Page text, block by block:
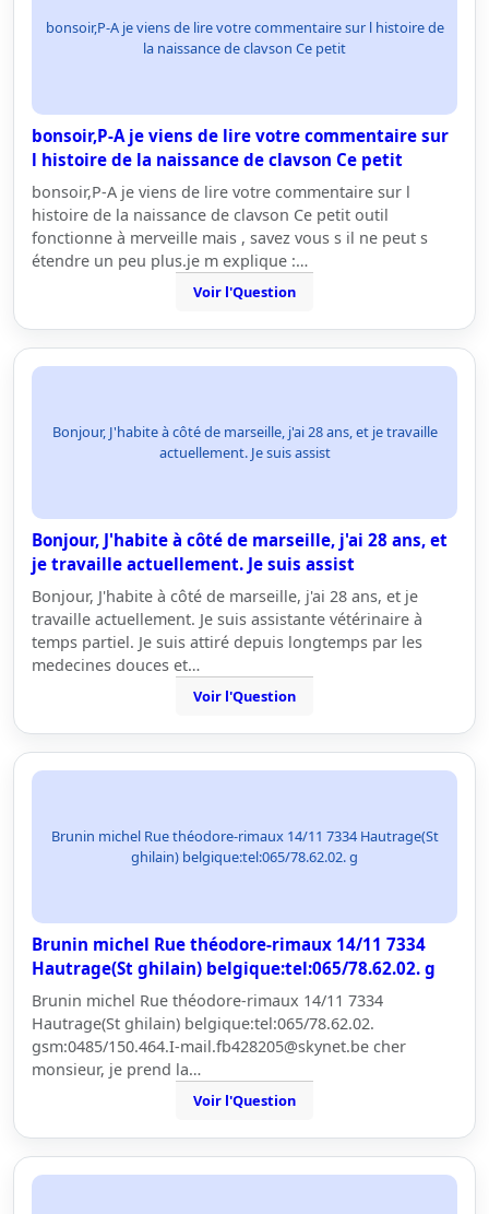
bonsoir,P-A je viens de lire votre commentaire sur l histoire de
la naissance de clavson Ce petit
bonsoir,P-A je viens de lire votre commentaire sur
l histoire de la naissance de clavson Ce petit
bonsoir,P-A je viens de lire votre commentaire sur l
histoire de la naissance de clavson Ce petit outil
fonctionne à merveille mais , savez vous s il ne peut s
étendre un peu plus.je m explique :…
Voir l'Question
Bonjour, J'habite à côté de marseille, j'ai 28 ans, et je travaille
actuellement. Je suis assist
Bonjour, J'habite à côté de marseille, j'ai 28 ans, et
je travaille actuellement. Je suis assist
Bonjour, J'habite à côté de marseille, j'ai 28 ans, et je
travaille actuellement. Je suis assistante vétérinaire à
temps partiel. Je suis attiré depuis longtemps par les
medecines douces et…
Voir l'Question
Brunin michel Rue théodore-rimaux 14/11 7334 Hautrage(St
ghilain) belgique:tel:065/78.62.02. g
Brunin michel Rue théodore-rimaux 14/11 7334
Hautrage(St ghilain) belgique:tel:065/78.62.02. g
Brunin michel Rue théodore-rimaux 14/11 7334
Hautrage(St ghilain) belgique:tel:065/78.62.02.
gsm:0485/150.464.I-mail.fb428205@skynet.be cher
monsieur, je prend la…
Voir l'Question